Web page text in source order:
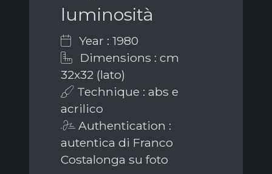
luminosità
Year : 1980
Dimensions : cm
32x32 (lato)
Technique : abs e
acrilico
Authentication :
autentica di Franco
Costalonga su foto